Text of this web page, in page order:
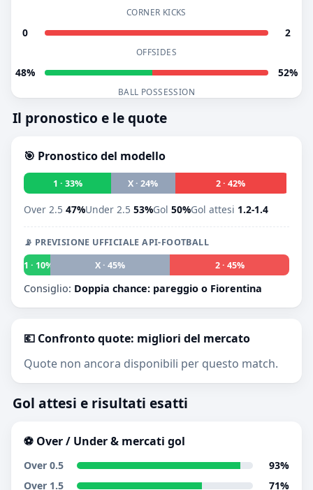
CORNER KICKS
0 2
OFFSIDES
48% 52%
BALL POSSESSION
Il pronostico e le quote
🎯 Pronostico del modello
1 · 33% X · 24% 2 · 42%
Over 2.5 47%Under 2.5 53%Gol 50%Gol attesi 1.2-1.4
📡 PREVISIONE UFFICIALE API-FOOTBALL
1 · 10%
X · 45% 2 · 45%
Consiglio: Doppia chance: pareggio o Fiorentina
💶 Confronto quote: migliori del mercato
Quote non ancora disponibili per questo match.
Gol attesi e risultati esatti
⚽ Over / Under & mercati gol
Over 0.5
93%
Over 1.5
71%